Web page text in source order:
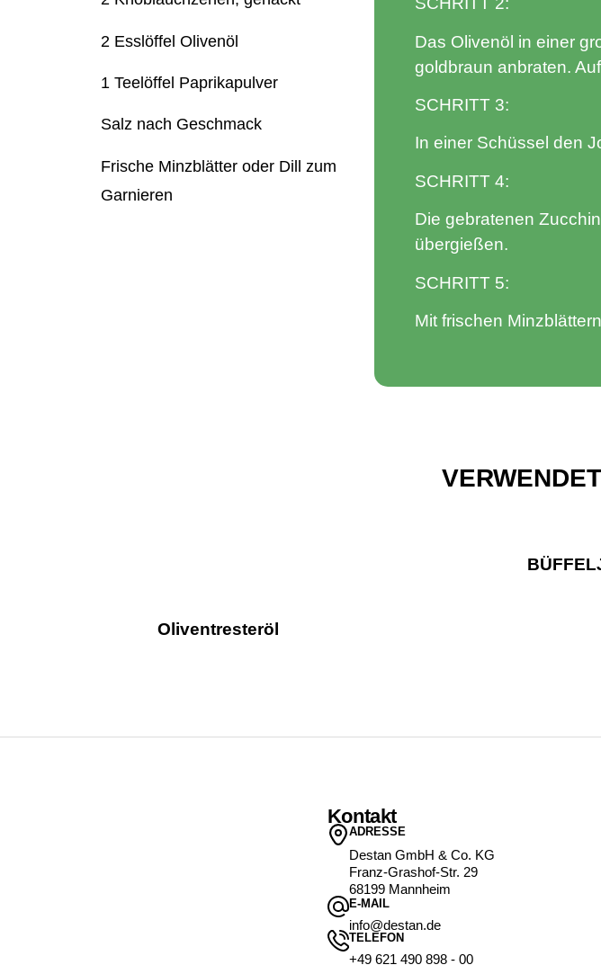
2 Esslöffel Olivenöl
1 Teelöffel Paprikapulver
Salz nach Geschmack
Frische Minzblätter oder Dill zum
Garnieren
Das Olivenöl in einer
goldbraun anbraten.
SCHRITT 3:
In einer Schüssel den
SCHRITT 4:
Die gebratenen
übergießen.
SCHRITT 5:
Mit frischen
Oliventresteröl
Kontakt
ADRESSE
Destan GmbH & Co. KG
Franz-Grashof-Str. 29
68199 Mannheim
E-MAIL
info@destan.de
TELEFON
+49 621 490 898 - 00